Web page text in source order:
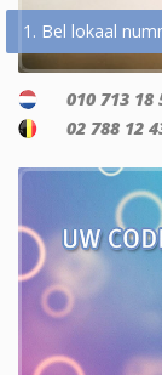
1. Bel lokaal
010 713 18
02 788 12